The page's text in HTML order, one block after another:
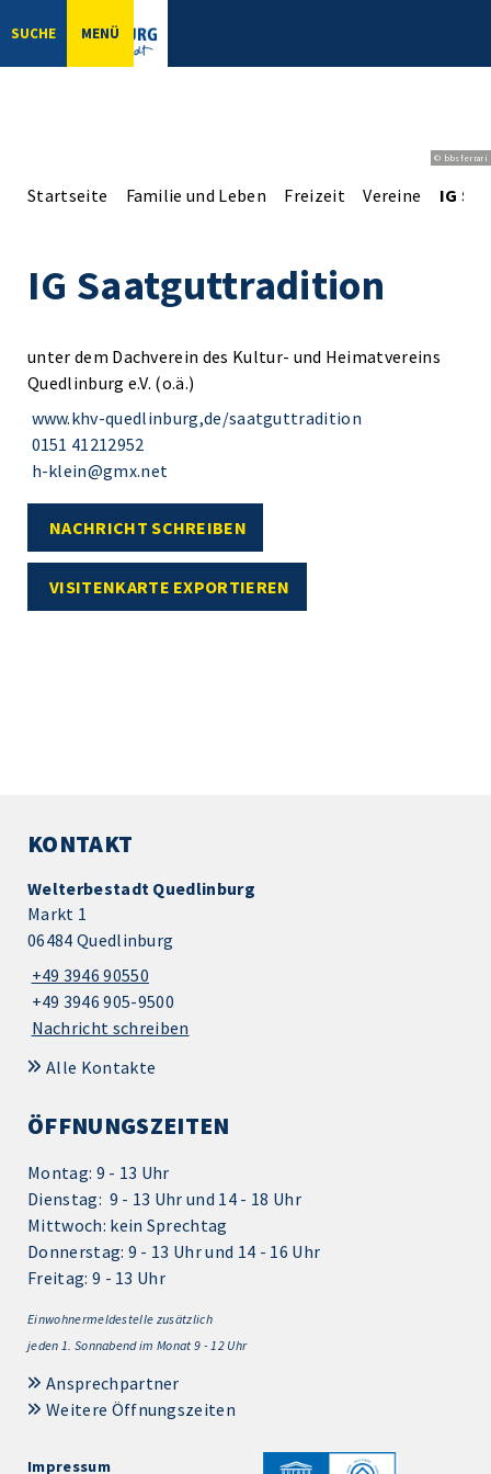
SUCHE MENÜ
© bbsferrari
Startseite Familie und Leben Freizeit Vereine IG
IG Saatguttradition
unter dem Dachverein des Kultur- und Heimatvereins
Quedlinburg e.V. (o.ä.)
www.khv-quedlinburg,de/saatguttradition
0151 41212952
h-klein@gmx.net
NACHRICHT SCHREIBEN
VISITENKARTE EXPORTIEREN
KONTAKT
Welterbestadt Quedlinburg
Markt 1
06484 Quedlinburg
+49 3946 90550
+49 3946 905-9500
Nachricht schreiben
Alle Kontakte
ÖFFNUNGSZEITEN
Montag: 9 - 13 Uhr
Dienstag: 9 - 13 Uhr und 14 - 18 Uhr
Mittwoch: kein Sprechtag
Donnerstag: 9 - 13 Uhr und 14 - 16 Uhr
Freitag: 9 - 13 Uhr
Einwohnermeldestelle zusätzlich
jeden 1. Sonnabend im Monat 9 - 12 Uhr
Ansprechpartner
Weitere Öffnungszeiten
Impressum